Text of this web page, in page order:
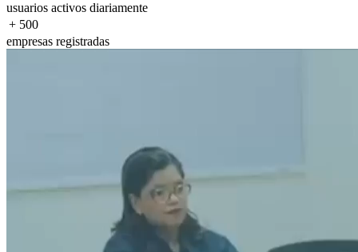
usuarios activos diariamente
+ 500
empresas registradas